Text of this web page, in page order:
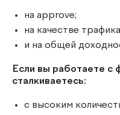
на approve;
на качестве
и на общей
Если вы работаете с
сталкиваетесь:
с высоким